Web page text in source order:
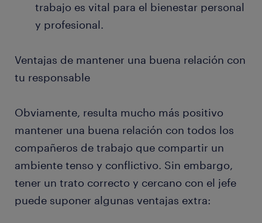
trabajo es vital para el bienestar personal
y profesional.
Ventajas de mantener una buena relación con
tu responsable
Obviamente, resulta mucho más positivo
mantener una buena relación con todos los
compañeros de trabajo que compartir un
ambiente tenso y conflictivo. Sin embargo,
tener un trato correcto y cercano con el jefe
puede suponer algunas ventajas extra: